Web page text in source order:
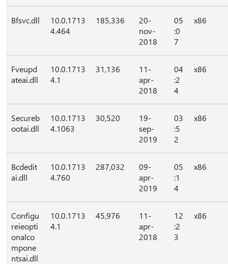
Bfsvc.dll
10.0.1713
4.464
185,336
20-
nov-
2018
05
:0
7
x86
Fveupd
ateai.dll
10.0.1713
4.1
31,136
11-
apr-
2018
04
:2
4
x86
Secureb
ootai.dll
10.0.1713
4.1063
30,520
19-
sep-
2019
03
:5
2
x86
Bcdedit
ai.dll
10.0.1713
4.760
287,032
09-
apr-
2019
05
:1
4
x86
Configu
reieopti
onalco
mpone
ntsai.dll
10.0.1713
4.1
45,976
11-
apr-
2018
12
:2
3
x86